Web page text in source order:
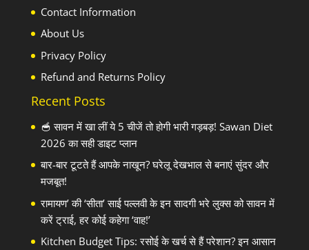
Contact Information
About Us
Privacy Policy
Refund and Returns Policy
Recent Posts
🥣 सावन में खा लीं ये 5 चीजें तो होगी भारी गड़बड़! Sawan Diet
2026 का सही डाइट प्लान
बार-बार टूटते हैं आपके नाखून? घरेलू देखभाल से बनाएं सुंदर और
मजबूत!
रामायण’ की ‘सीता’ साई पल्लवी के इन सादगी भरे लुक्स को सावन में
करें ट्राई, हर कोई कहेगा ‘वाह!’
Kitchen Budget Tips: रसोई के खर्च से हैं परेशान? इन आसान